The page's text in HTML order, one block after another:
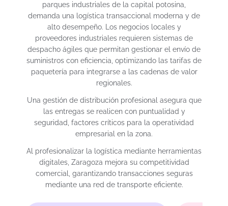
parques industriales de la capital potosina,
demanda una logística transaccional moderna y de
alto desempeño. Los negocios locales y
proveedores industriales requieren sistemas de
despacho ágiles que permitan gestionar el envío de
suministros con eficiencia, optimizando las tarifas de
paquetería para integrarse a las cadenas de valor
regionales.
Una gestión de distribución profesional asegura que
las entregas se realicen con puntualidad y
seguridad, factores críticos para la operatividad
empresarial en la zona.
Al profesionalizar la logística mediante herramientas
digitales, Zaragoza mejora su competitividad
comercial, garantizando transacciones seguras
mediante una red de transporte eficiente.